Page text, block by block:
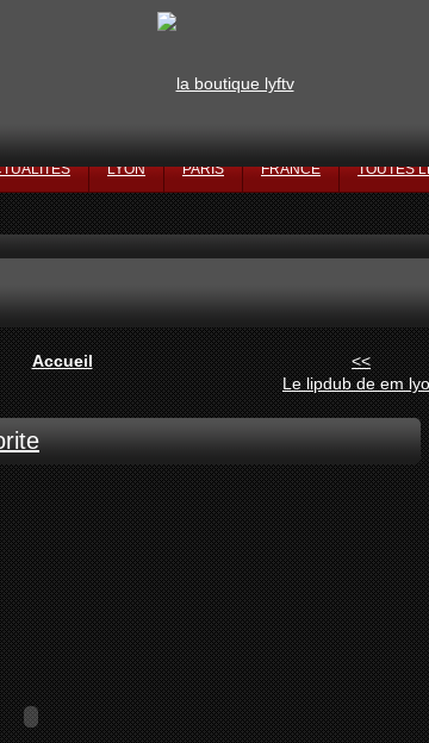
LYON PARIS FRANCE TOUTES
<<
Le lipdub de em
Accueil